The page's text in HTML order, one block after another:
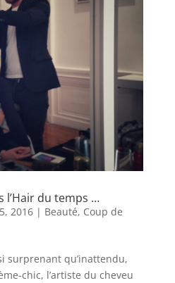
l’Hair du temps …
2016| Beauté, Coup de
surprenant qu’inattendu,
chic, l’artiste du cheveu